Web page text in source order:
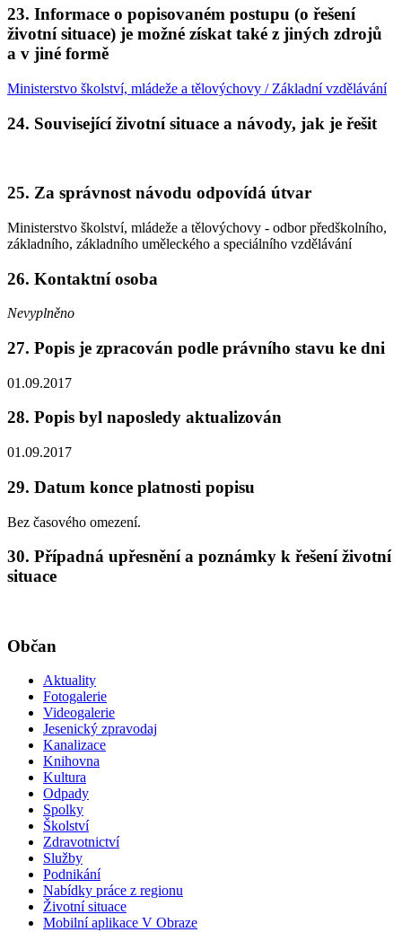
23. Informace o popisovaném postupu (o řešení
životní situace) je možné získat také z jiných zdrojů
a v jiné formě
Ministerstvo školství, mládeže a tělovýchovy / Základní vzdělávání
24. Související životní situace a návody, jak je řešit
25. Za správnost návodu odpovídá útvar
Ministerstvo školství, mládeže a tělovýchovy - odbor předškolního,
základního, základního uměleckého a speciálního vzdělávání
26. Kontaktní osoba
Nevyplněno
27. Popis je zpracován podle právního stavu ke dni
01.09.2017
28. Popis byl naposledy aktualizován
01.09.2017
29. Datum konce platnosti popisu
Bez časového omezení.
30. Případná upřesnění a poznámky k řešení životní
situace
Občan
Aktuality
Fotogalerie
Videogalerie
Jesenický zpravodaj
Kanalizace
Knihovna
Kultura
Odpady
Spolky
Školství
Zdravotnictví
Služby
Podnikání
Nabídky práce z regionu
Životní situace
Mobilní aplikace V Obraze